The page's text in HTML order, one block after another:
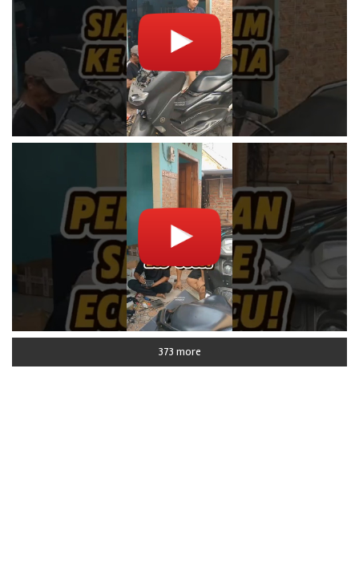
373 more